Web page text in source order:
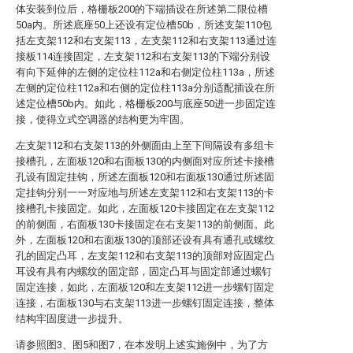
体安装到位后，格栅板200的下端插设在所述第二限位槽
50a内。所述底座50上还设有定位槽50b，所述支架110包
括左支架112和右支架113，左支架112和右支架113通过连
接板114连接固定，左支架112和右支架113的下端分别设
有向下延伸的左侧的定位柱112a和右侧定位柱113a，所述
左侧的定位柱112a和右侧的定位柱113a分别适配插设在所
述定位槽50b内。如此，格栅板200与底座50进一步固定连
接，使得立式空调器的结构更为牢固。
左支架112和右支架113的外侧面由上至下间隔设有多组卡
接槽孔，左面板120和右面板130的内侧面对应所述卡接槽
孔设有固定挂钩，所述左面板120和右面板130通过所述固
定挂钩分别一一对应地与所述左支架112和右支架113的卡
接槽孔卡接固定。如此，左面板120卡接固定在左支架112
的前侧面，右面板130卡接固定在右支架113的前侧面。此
外，左面板120和右面板130的顶部还设有具有通孔或螺纹
孔的固定凸耳，左支架112和右支架113的顶部对应固定凸
耳设有具有内螺纹的固定部，固定凸耳与固定部通过螺钉
固定连接，如此，左面板120和左支架112进一步螺钉固定
连接，右面板130与右支架113进一步螺钉固定连接，整体
结构牢固度进一步提升。
请参照图3、图5和图7，在本发明上述实施例中，为了方